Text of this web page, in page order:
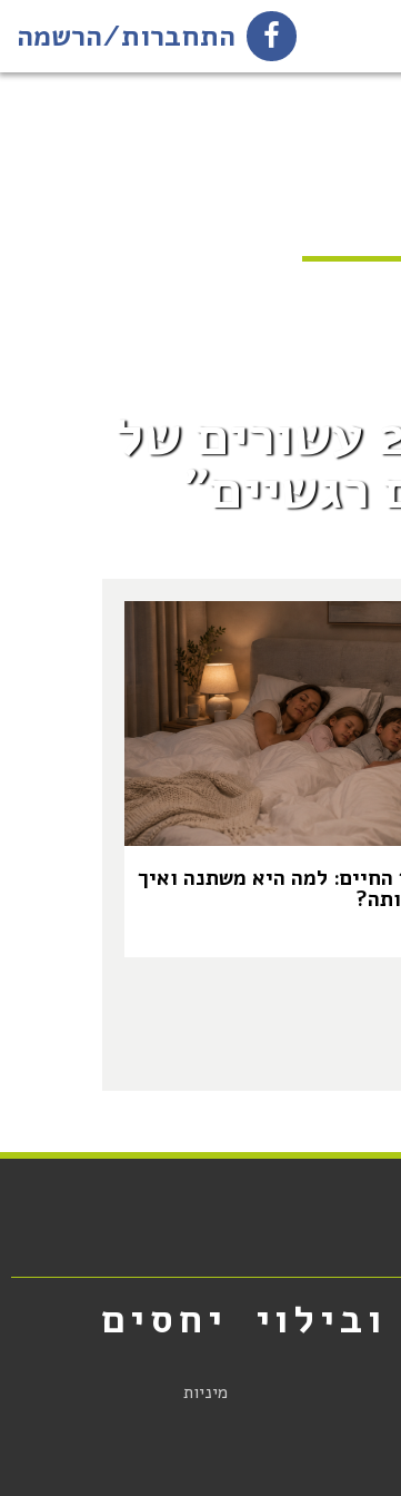
התחברות/הרשמה
חשופות: "אדם קרוב שסמכתי עליו גזר עליי 2 עשורים של
רגשיים"
החיים: למה היא משתנה ואיך
יחסים
מיניות